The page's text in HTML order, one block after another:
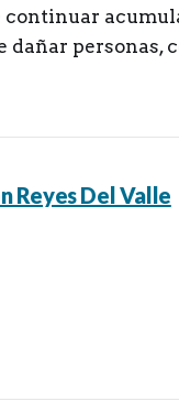
continuar
dañar personas,
Reyes Del Valle